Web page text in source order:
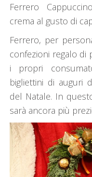
Ferrero
crema al gusto di
Ferrero, per
confezioni regalo di
i propri
bigliettini di auguri
del Natale. In
sarà ancora più